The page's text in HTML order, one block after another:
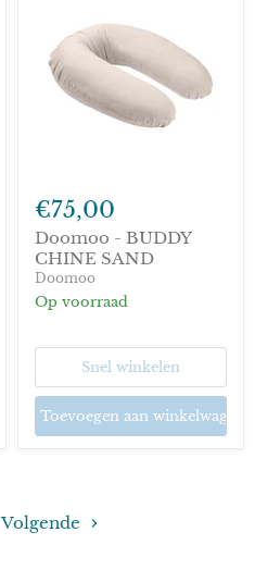
BUDDY
CHINE
SAND
€75,00
Doomoo - BUDDY
CHINE SAND
Doomoo
Op voorraad
Snel winkelen
Toevoegen aan winkelwagen
Volgende